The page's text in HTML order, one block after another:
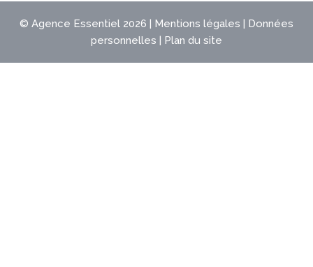
© Agence Essentiel 2026 | Mentions légales | Données
personnelles | Plan du site